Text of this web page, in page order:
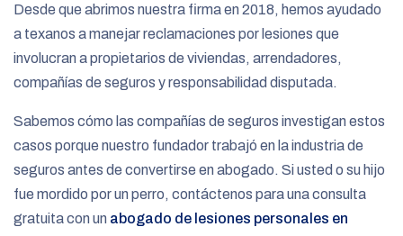
Desde que abrimos nuestra firma en 2018, hemos ayudado
a texanos a manejar reclamaciones por lesiones que
involucran a propietarios de viviendas, arrendadores,
compañías de seguros y responsabilidad disputada.
Sabemos cómo las compañías de seguros investigan estos
casos porque nuestro fundador trabajó en la industria de
seguros antes de convertirse en abogado. Si usted o su hijo
fue mordido por un perro, contáctenos para una consulta
gratuita con un abogado de lesiones personales en